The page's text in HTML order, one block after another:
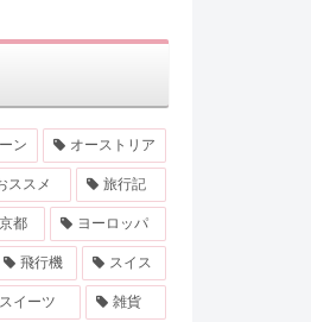
ン オーストリア
ススメ 旅行記
京都 ヨーロッパ
飛行機 スイス
スイーツ 雑貨